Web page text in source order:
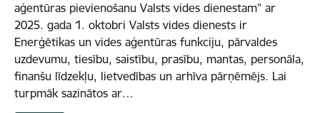
aģentūras pievienošanu Valsts vides dienestam” ar
2025. gada 1. oktobri Valsts vides dienests ir
Enerģētikas un vides aģentūras funkciju, pārvaldes
uzdevumu, tiesību, saistību, prasību, mantas, personāla,
finanšu līdzekļu, lietvedības un arhīva pārņēmējs. Lai
turpmāk sazinātos ar…